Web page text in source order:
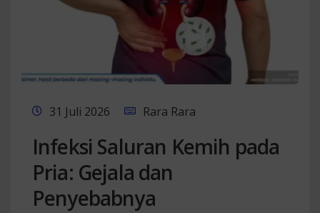
31 Juli 2026 Rara Rara
Infeksi Saluran Kemih pada
Pria: Gejala dan
Penyebabnya